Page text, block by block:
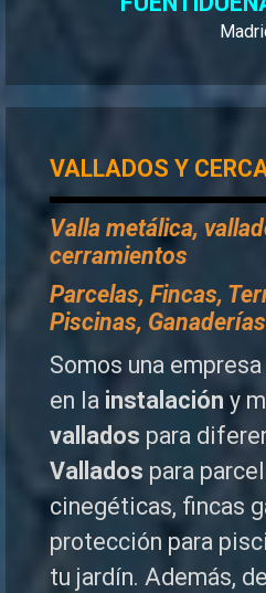
VALLADOS Y
Valla metálica,
cerramientos
Parcelas, Fincas,
Piscinas,
Somos una
en la instalación y
vallados para
Vallados para
cinegéticas, fincas
protección para
tu jardín. Además,